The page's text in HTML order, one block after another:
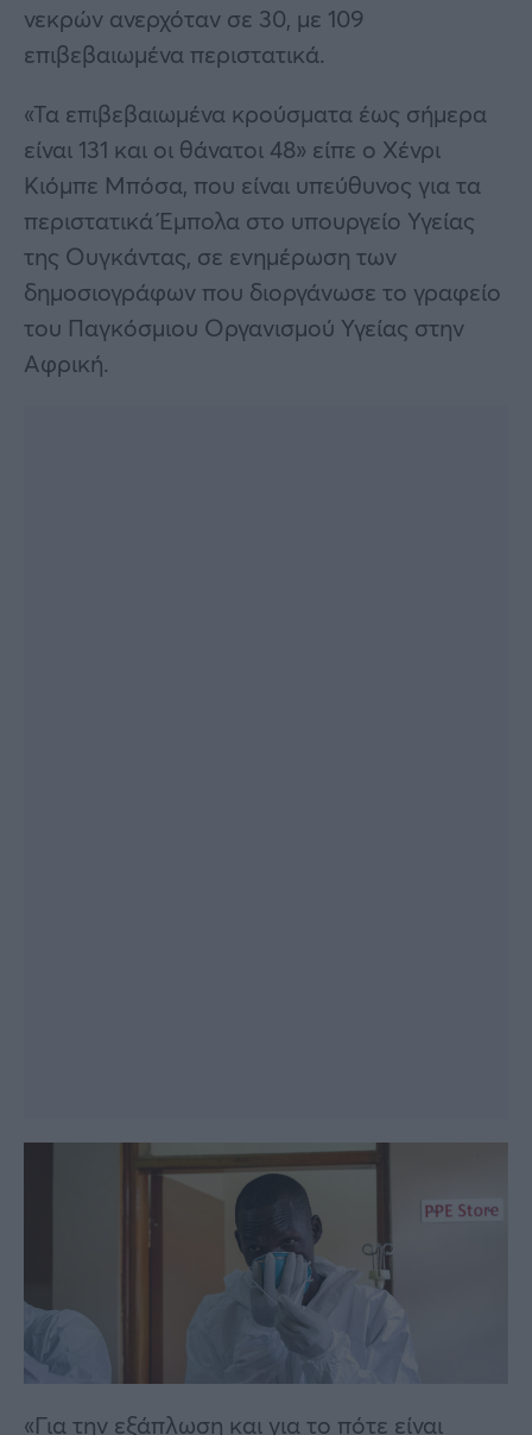
νεκρών ανερχόταν σε 30, με 109
επιβεβαιωμένα περιστατικά.
«Τα επιβεβαιωμένα κρούσματα έως σήμερα
είναι 131 και οι θάνατοι 48» είπε ο Χένρι
Κιόμπε Μπόσα, που είναι υπεύθυνος για τα
περιστατικά Έμπολα στο υπουργείο Υγείας
της Ουγκάντας, σε ενημέρωση των
δημοσιογράφων που διοργάνωσε το γραφείο
του Παγκόσμιου Οργανισμού Υγείας στην
Αφρική.
«Για την εξάπλωση και για το πότε είναι